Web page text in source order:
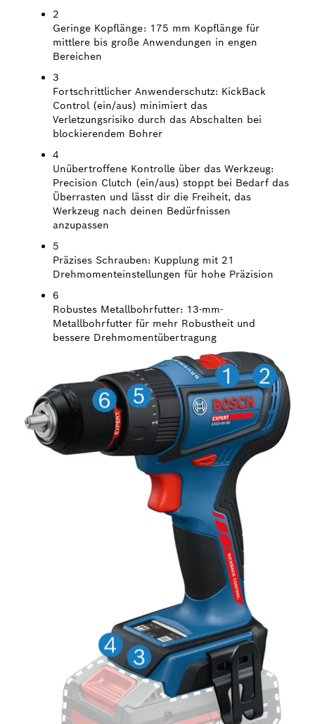
2
Geringe Kopflänge: 175 mm Kopflänge für
mittlere bis große Anwendungen in engen
Bereichen
3
Fortschrittlicher Anwenderschutz: KickBack
Control (ein/aus) minimiert das
Verletzungsrisiko durch das Abschalten bei
blockierendem Bohrer
4
Unübertroffene Kontrolle über das Werkzeug:
Precision Clutch (ein/aus) stoppt bei Bedarf das
Überrasten und lässt dir die Freiheit, das
Werkzeug nach deinen Bedürfnissen
anzupassen
5
Präzises Schrauben: Kupplung mit 21
Drehmomenteinstellungen für hohe Präzision
6
Robustes Metallbohrfutter: 13-mm-
Metallbohrfutter für mehr Robustheit und
bessere Drehmomentübertragung